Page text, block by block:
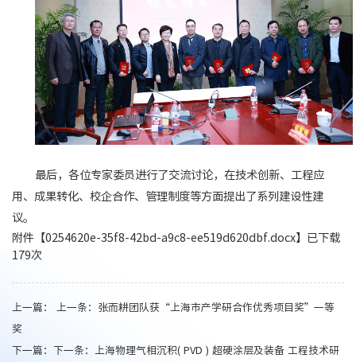
最后，各位专家委员进行了交流讨论，在技术创新、工程应
用、成果转化、校企合作、管理制度等方面提出了系列建设性建
议。
附件【0254620e-35f8-42bd-a9c8-ee519d620dbf.docx】已下载
179次
上一篇： 上一条： 张而耕团队获“上海市产学研合作优秀项目奖”一等
奖
下一篇：下一条：
上海物理气相沉积( PVD ) 超硬涂层及装备 工程技术研